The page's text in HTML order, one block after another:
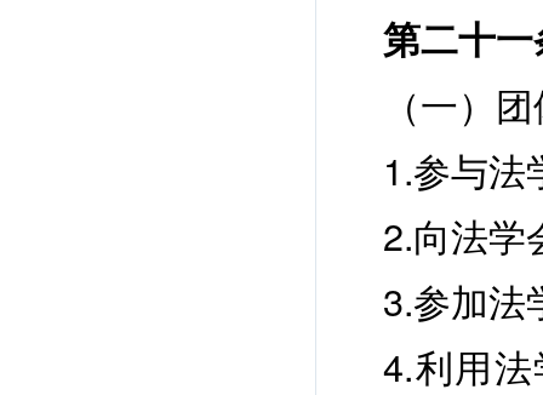
第二十
（一）
1.参与法
2.向法学
3.参加法
4.利用